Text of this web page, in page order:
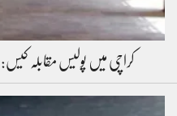
کراچی میں پولیس مقابلہ